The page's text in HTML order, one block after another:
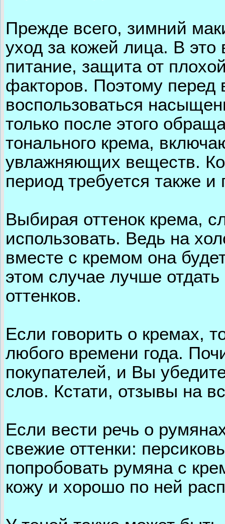
Прежде всего, зимний
уход за кожей лица. В это
питание, защита от
факторов. Поэтому
воспользоваться
только после этого
тонального крема,
увлажняющих веществ.
период требуется также
Выбирая оттенок крема,
использовать. Ведь на
вместе с кремом она
этом случае лучше
оттенков.
Если говорить о кремах,
любого времени года.
покупателей, и Вы
слов. Кстати, отзывы на
Если вести речь о
свежие оттенки:
попробовать румяна с
кожу и хорошо по ней